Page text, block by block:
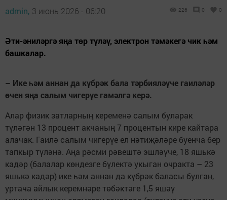
admin, 3 июнь 2026 - 06:20 226 0 0
Әти-әниләргә яңа төр түләү, электрон тәмәкегә чик һәм
башкалар.
– Ике һәм аннан да күбрәк бала тәрбияләүче гаиләләр
өчен яңа салым чигерүе гамәлгә керә.
Алар физик затларның кеременә салым буларак
түләгән 13 процент акчаның 7 процентын кире кайтара
алачак. Гаилә салым чигерүе ел нәтиҗәләре буенча бер
тапкыр түләнә. Аңа рәсми рәвештә эшләүче, 18 яшькә
кадәр (балалар көндезге бүлектә укыган очракта – 23
яшькә кадәр) ике һәм аннан да күбрәк баласы булган,
уртача айлык керемнәре төбәктәге 1,5 яшәү